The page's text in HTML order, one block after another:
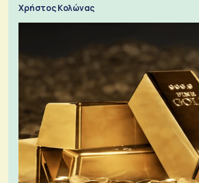
Χρήστος Κολώνας